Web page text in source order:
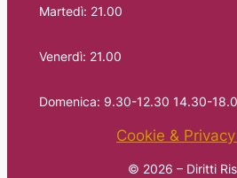
Martedì: 21.00
Venerdì: 21.00
Domenica: 9.30-12.30 14.30-
Cookie &
© 2026 – Diritti